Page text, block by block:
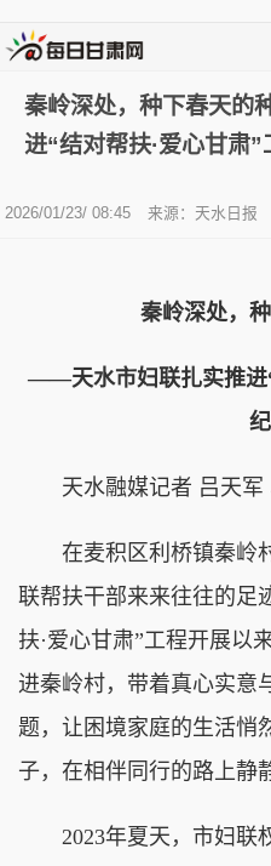
秦岭深处，种下春天
进“结对帮扶·爱心甘肃”
2026/01/23/ 08:45 来源：天水日报
秦岭深处，
——天水市妇联扎实推进
天水融媒记者 吕天军
在麦积区利桥镇秦岭村
联帮扶干部来来往往的足
扶·爱心甘肃”工程开展以
进秦岭村，带着真心实意
题，让困境家庭的生活悄
子，在相伴同行的路上静
2023年夏天，市妇联